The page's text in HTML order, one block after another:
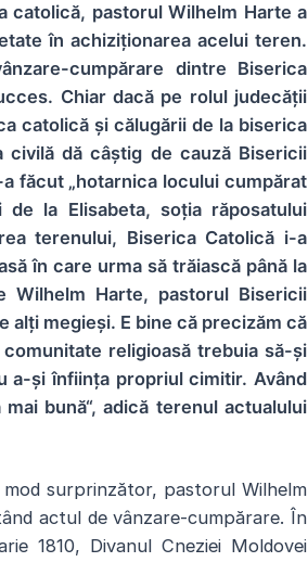
catolică, pastorul Wilhelm Harte a
în achiziționarea acelui teren.
cumpărare dintre Biserica
Chiar dacă pe rolul judecății
catolică și călugării de la biserica
civilă dă câștig de cauză Bisericii
făcut „hotarnica locului cumpărat
la Elisabeta, soția răposatului
terenului, Biserica Catolică i-a
în care urma să trăiască până la
Harte, pastorul Bisericii
alți megieși. E bine că precizăm că
religioasă trebuia să-și
a-și înființa propriul cimitir. Având
bună“, adică terenul actualului
surprinzător, pastorul Wilhelm
actul de vânzare-cumpărare. În
1810, Divanul Cneziei Moldovei